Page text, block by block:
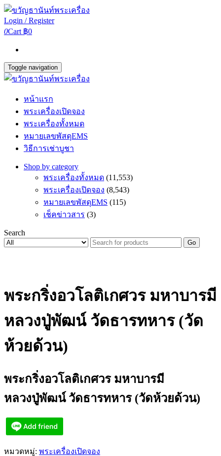
Login / Register
0Cart ฿0
Toggle navigation
หน้าแรก
พระเครื่องเปิดจอง
พระเครื่องทั้งหมด
หมายเลขพัสดุEMS
วิธีการเช่าบูชา
Shop by category
พระเครื่องทั้งหมด (11,553)
พระเครื่องเปิดจอง (8,543)
หมายเลขพัสดุEMS (115)
เช็คข่าวสาร (3)
Search
Go
พระกริ่งอวโลติเกศวร มหาบารมี
หลวงปู่พัฒน์ วัดธารทหาร (วัด
ห้วยด้วน)
พระกริ่งอวโลติเกศวร มหาบารมี
หลวงปู่พัฒน์ วัดธารทหาร (วัดห้วยด้วน)
หมวดหมู่: พระเครื่องเปิดจอง